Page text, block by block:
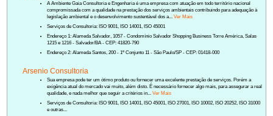
A Ambiente Gaia Consultoria e Engenharia é uma empresa com atuação em todo território nacional
compromissada com a qualidade na prestação dos serviços ambientais contribuindo para adequação à
legislação ambiental e o desenvolvimento sustentável dos a...Ver Mais
Serviços de Consultoria: ISO 9001, ISO 14001, ISO 45001
Endereço 1: Alameda Salvador, 1057 - Condomínio Salvador Shopping Business Torre América, Salas
1215 e 1216 - Salvador/BA - CEP: 41820-790
Endereço 2: Alameda Santos, 200 - 1º Conjunto 11 - São Paulo/SP - CEP: 01418-000
Arsenio Consultoria
Sua empresa pode ter um ótimo produto ou fornecer uma excelente prestação de serviços. Porém a
exigência atual do mercado vai muito, além disto. É necessário fornecer algo mais, para assegurar a real
qualidade, e nada melhor que seguir a critérios in...Ver Mais
Serviços de Consultoria: ISO 9001, ISO 14001, ISO 45001, ISO 27001, ISO 10002, ISO 20252, ISO 31000
e outras...